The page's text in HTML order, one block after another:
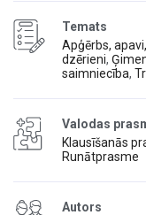
Temats
Apģērbs,
dzērieni,
saimniecība,
Valodas
Klausīšanās
Runātprasme
Autors